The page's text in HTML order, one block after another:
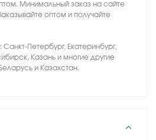
Минимальный заказ на сайте
оптом и получайте
Петербург, Екатеринбург,
Казань и многие другие
и Казахстан.